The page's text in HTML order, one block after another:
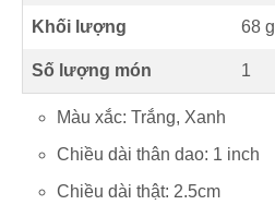
Khối lượng 68 g
Số lượng món 1
Màu xắc: Trắng, Xanh
Chiều dài thân dao: 1 inch
Chiều dài thật: 2.5cm